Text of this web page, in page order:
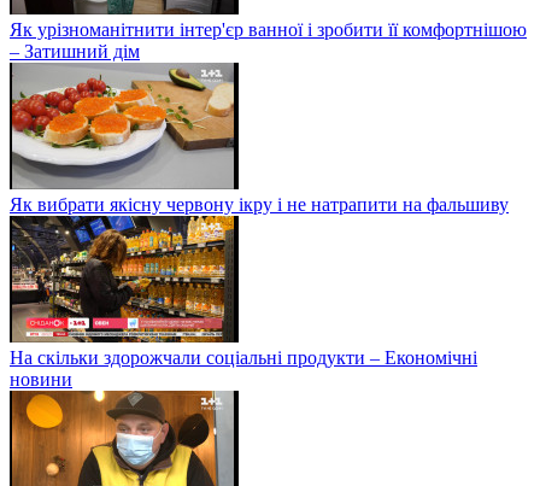
Як урізноманітнити інтер'єр ванної і зробити її комфортнішою
– Затишний дім
Як вибрати якісну червону ікру і не натрапити на фальшиву
На скільки здорожчали соціальні продукти – Економічні
новини